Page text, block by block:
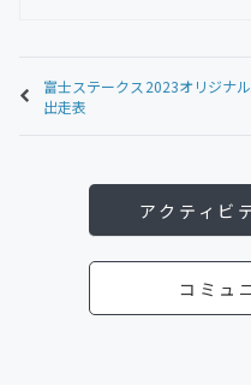
富士ステークス2023オリジナル
出走表
アクティビ
コミュ